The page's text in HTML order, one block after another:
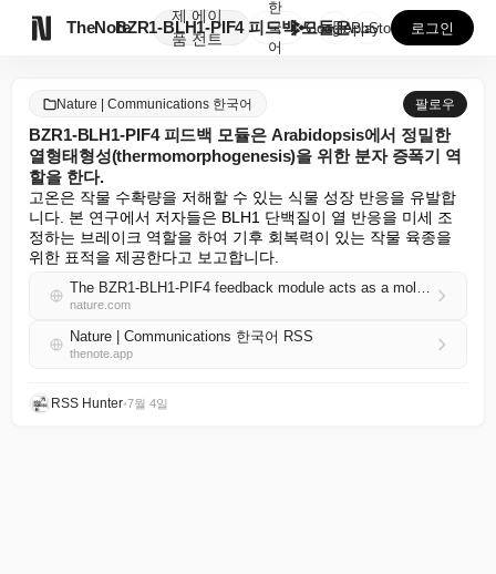
TheNote
제
품
에이
전트
BZR1-BLH1-PIF4 피드백 모듈은 Arabido...
한
국
어
GooglePlay
AppStore 로그인
Nature | Communications 한국어 팔로우
BZR1-BLH1-PIF4 피드백 모듈은 Arabidopsis에서 정밀한
열형태형성(thermomorphogenesis)을 위한 분자 증폭기 역
할을 한다.
고온은 작물 수확량을 저해할 수 있는 식물 성장 반응을 유발합
니다. 본 연구에서 저자들은 BLH1 단백질이 열 반응을 미세 조
정하는 브레이크 역할을 하여 기후 회복력이 있는 작물 육종을
위한 표적을 제공한다고 보고합니다.
The BZR1-BLH1-PIF4 feedback module acts as a molecular amplifier for precise thermomorphogenesis in Arabidopsis
nature.com
Nature | Communications 한국어 RSS
thenote.app
RSS Hunter•7월 4일